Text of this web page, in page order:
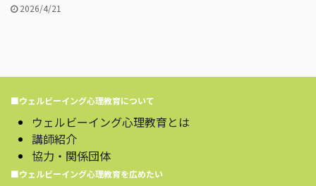
2026/4/21
■ウェルビーイング心理教育について
ウェルビーイング心理教育とは
講師紹介
協力・関係団体
■ウェルビーイング心理教育を広めたい